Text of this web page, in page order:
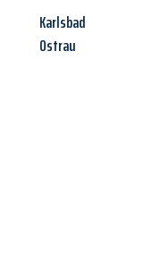
Karlsbad
Ostrau